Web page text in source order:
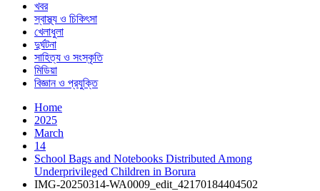
খবর
স্বাস্থ্য ও চিকিৎসা
খেলাধুলা
দুর্ঘটনা
সাহিত্য ও সংস্কৃতি
মিডিয়া
বিজ্ঞান ও প্রযুক্তি
Home
2025
March
14
School Bags and Notebooks Distributed Among
Underprivileged Children in Borura
IMG-20250314-WA0009_edit_42170184404502